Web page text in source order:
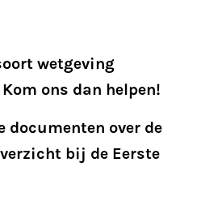
wetgeving
ons dan helpen!
documenten over de
bij de Eerste